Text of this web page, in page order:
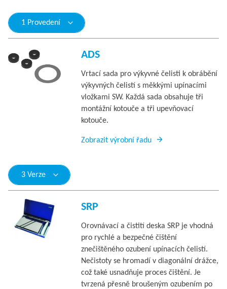
1 Provedení
ADS
Vrtací sada pro výkyvné čelisti k obrábění
výkyvných čelistí s měkkými upínacími
vložkami SW. Každá sada obsahuje tři
montážní kotouče a tři upevňovací
kotouče.
Zobrazit výrobní řadu
3 Verze
SRP
Orovnávací a čistití deska SRP je vhodná
pro rychlé a bezpečné čištění
znečištěného ozubení upínacích čelistí.
Nečistoty se hromadí v diagonální drážce,
což také usnadňuje proces čištění. Je
tvrzená přesně broušeným ozubením po